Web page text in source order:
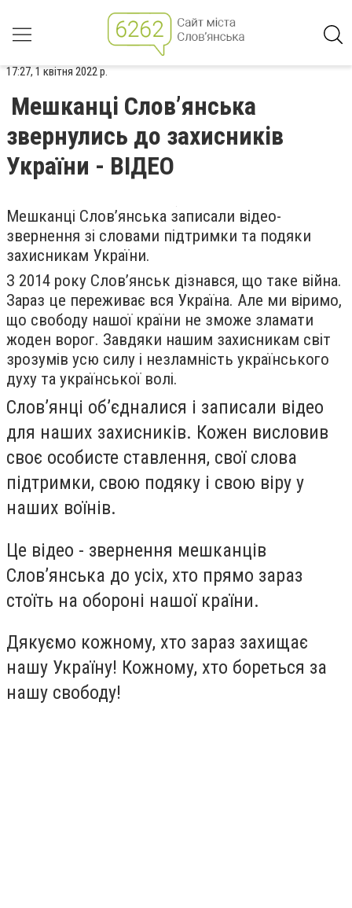
17:27, 1 квітня 2022 р.
Мешканці Слов’янська
звернулись до захисників
України - ВІДЕО
Мешканці Слов’янська записали відео-
звернення зі словами підтримки та подяки
захисникам України.
З 2014 року Слов’янськ дізнався, що таке війна.
Зараз це переживає вся Україна. Але ми віримо,
що свободу нашої країни не зможе зламати
жоден ворог. Завдяки нашим захисникам світ
зрозумів усю силу і незламність українського
духу та української волі.
Слов’янці об’єдналися і записали відео
для наших захисників. Кожен висловив
своє особисте ставлення, свої слова
підтримки, свою подяку і свою віру у
наших воїнів.
Це відео - звернення мешканців
Слов’янська до усіх, хто прямо зараз
стоїть на обороні нашої країни.
Дякуємо кожному, хто зараз захищає
нашу Україну! Кожному, хто бореться за
нашу свободу!